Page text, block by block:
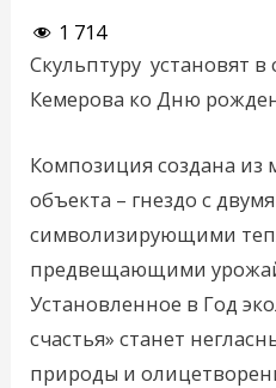
1 714
Скульптуру установят
Кемерова ко Дню
Композиция создана из
объекта – гнездо с
символизирующими
предвещающими урожай
Установленное в Год
счастья» станет
природы и